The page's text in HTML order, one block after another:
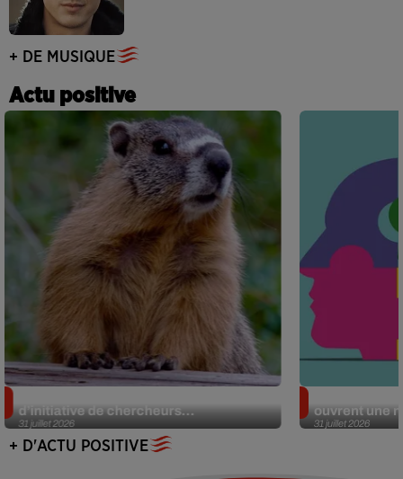
+ DE MUSIQUE
Actu positive
31 juillet 2026
d’initiative de chercheurs...
31 juillet 2026
ouvrent une
+ D'ACTU POSITIVE